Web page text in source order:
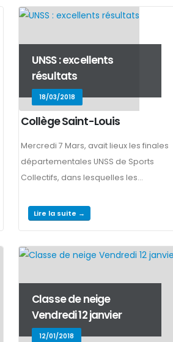
UNSS : excellents
résultats
18/03/2018
Collège Saint-Louis
Mercredi 7 Mars, avait lieux les finales
départementales UNSS de Sports
Collectifs, dans lesquelles les...
Lire la suite →
Classe de neige
Vendredi 12 janvier
12/01/2018